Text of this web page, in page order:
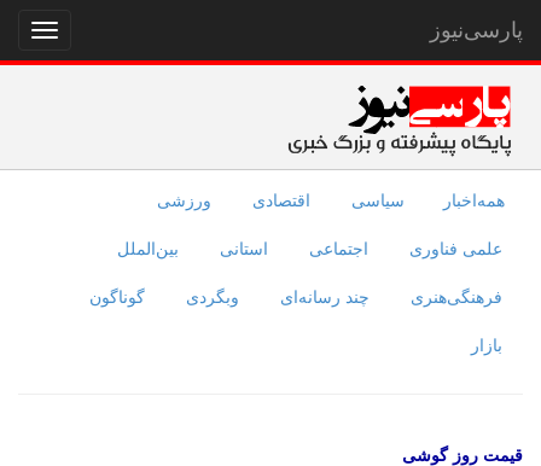
نمایش
منو
پارسی‌نیوز
همه‌اخبار سیاسی اقتصادی ورزشی
علمی فناوری اجتماعی استانی بین‌الملل
فرهنگی‌هنری چند رسانه‌ای وبگردی گوناگون
بازار
قیمت روز گوشی